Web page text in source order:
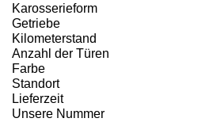
Karosserieform
Getriebe
Kilometerstand
Anzahl der Türen
Farbe
Standort
Lieferzeit
Unsere Nummer